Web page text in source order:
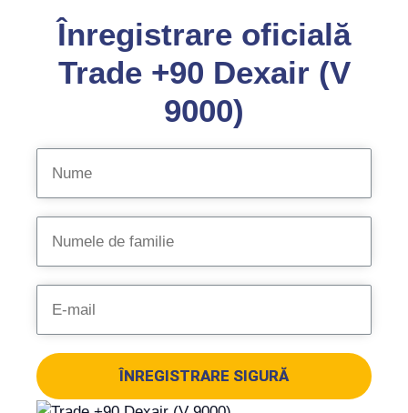
Înregistrare oficială
Trade +90 Dexair (V
9000)
ÎNREGISTRARE SIGURĂ